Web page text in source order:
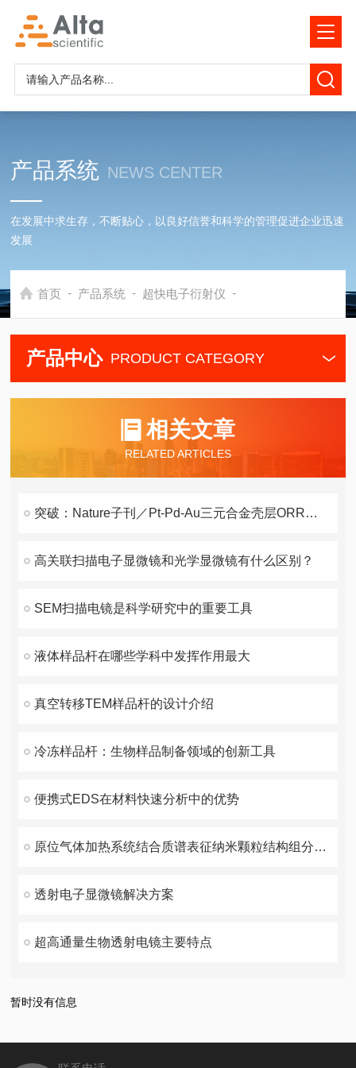
产品系统 NEWS CENTER
在发展中求生存，不断贴心，以良好信誉和科学的管理促进企业迅速
发展
首页 - 产品系统 - 超快电子衍射仪 -
产品中心 PRODUCT CATEGORY
相关文章
RELATED ARTICLES
突破：Nature子刊／Pt-Pd-Au三元合金壳层ORR催化剂！
高关联扫描电子显微镜和光学显微镜有什么区别？
SEM扫描电镜是科学研究中的重要工具
液体样品杆在哪些学科中发挥作用最大
真空转移TEM样品杆的设计介绍
冷冻样品杆：生物样品制备领域的创新工具
便携式EDS在材料快速分析中的优势
原位气体加热系统结合质谱表征纳米颗粒结构组分变化与催化活性关系！
透射电子显微镜解决方案
超高通量生物透射电镜主要特点
暂时没有信息